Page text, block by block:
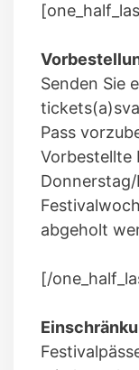
Senden Sie
Pass
Vorbestellte
abgeholt
[/